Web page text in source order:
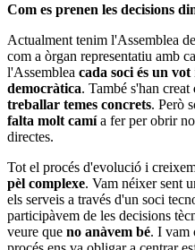
Com es prenen les decisions
Actualment tenim l'Assemblea
com a òrgan representatiu amb
l'Assemblea cada soci és un vot
democràtica. També s'han creat
treballar temes concrets. Però
falta molt camía fer per obrir
directes.
Tot el procés d'evolució i
pèl complexe. Vam néixer sent
els serveis a través d'un soci
participàvem de les decisions
veure que no anàvem bé. I vam